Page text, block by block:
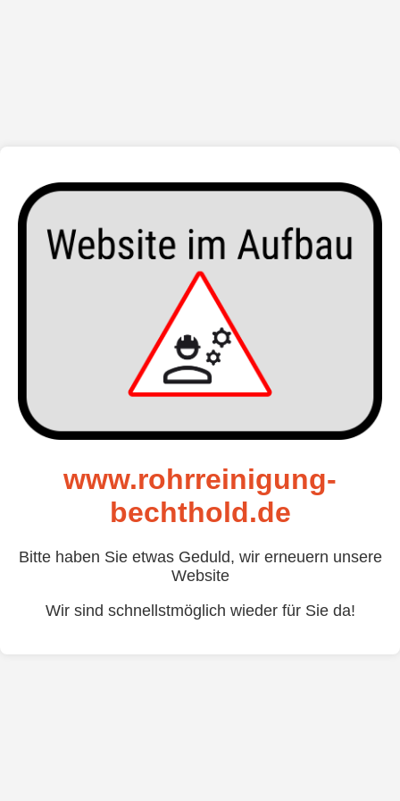
www.rohrreinigung-
bechthold.de
Bitte haben Sie etwas Geduld, wir erneuern unsere
Website
Wir sind schnellstmöglich wieder für Sie da!